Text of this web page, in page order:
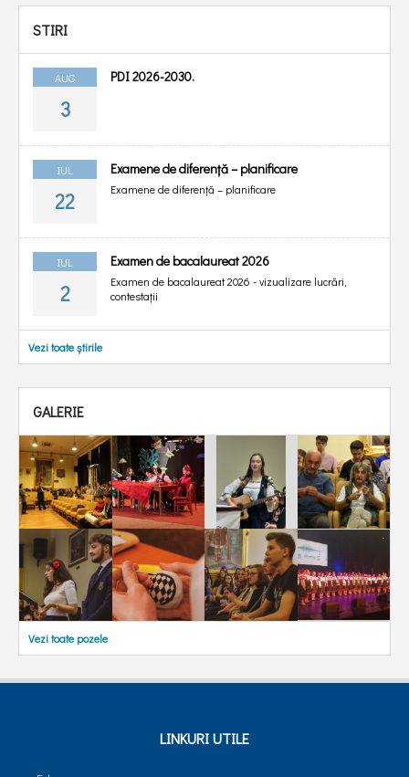
STIRI
AUG
3
PDI 2026-2030.
IUL
22
Examene de diferență – planificare
Examene de diferență – planificare
IUL
2
Examen de bacalaureat 2026
Examen de bacalaureat 2026 - vizualizare lucrări,
contestații
Vezi toate știrile
GALERIE
Vezi toate pozele
LINKURI UTILE